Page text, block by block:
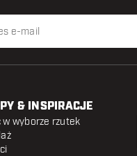
& INSPIRACJE
w wyborze rzutek